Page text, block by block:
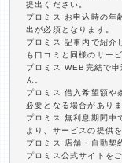
提出ください。
プロミス お申込時の年
出が必須となります。
プロミス 記事内で紹介
も口コミと同様のサー
プロミス WEB完結で
ん。
プロミス 借入希望額や
必要となる場合がありま
プロミス 無利息期間中
より、サービスの提供
プロミス 店舗・自動契
プロミス公式サイトを